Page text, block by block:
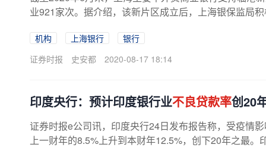
业921家次。据介绍，该新片区成立后，上海银保监局
机构 上海银行
银行
证券时报
史安都 2020-08-17 18:14
印度央行：预计印度银行业不良贷款率创20
证券时报e公司讯，印度央行24日发布报告称，受疫情
上一财年的8.5%上升到本财年12.5%，创下20年之最